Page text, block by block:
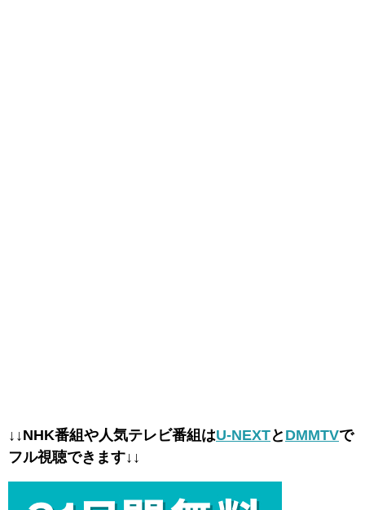
↓↓NHK番組や人気テレビ番組はU-NEXTと DMMTVで
フル視聴できます↓↓